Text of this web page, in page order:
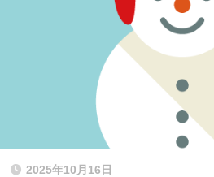
2025年10月16日